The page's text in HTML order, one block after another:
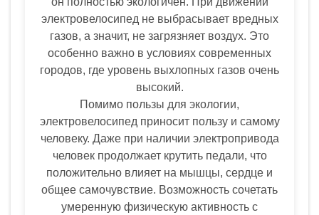
электровелосипед не выбрасывает вредных
газов, а значит, не загрязняет воздух. Это
особенно важно в условиях современных
городов, где уровень выхлопных газов очень
высокий.
Помимо пользы для экологии,
электровелосипед приносит пользу и самому
человеку. Даже при наличии электропривода
человек продолжает крутить педали, что
положительно влияет на мышцы, сердце и
общее самочувствие. Возможность сочетать
умеренную физическую активность с